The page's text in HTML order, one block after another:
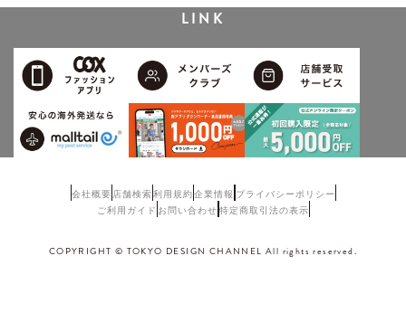
LINK
会社概要 店舗検索利用規約企業情報 プライバシーポリシー
ご利用ガイド お問い合わせ 特定商取引法の表示
COPYRIGHT © TOKYO DESIGN CHANNEL All rights reserved.